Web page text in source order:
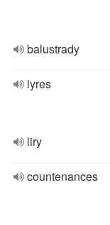
balustrady
lyres
liry
countenances